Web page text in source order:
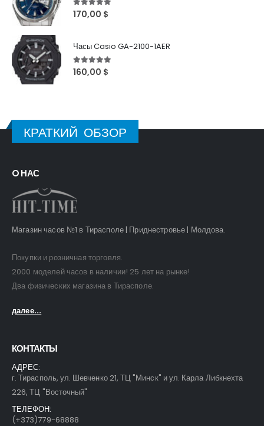
5out of 5
170,00 $
Часы Casio GA-2100-1AER
5out of 5
160,00 $
КРАТКИЙ ОБЗОР
O НАС
Магазин часов №1 в Тирасполе | Приднестровье | Молдова.
Покупки и розничная торговля.
2000 моделей часов в наличии! 25 лет на рынке!
Два физических магазина в Тирасполе.
далее...
КОНТАКТЫ
АДРЕС:
г. Тирасполь, ул. Шевченко 21, ТЦ "Минск" и ул. Карла Либкнехта
226, ТЦ "Восточный"
ТЕЛЕФОН:
(+373)779-68888